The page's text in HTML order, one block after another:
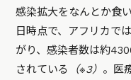
感染拡大をなんとか食
日時点で、アフリカで
がり、感染者数は約
されている
（※3） 。医